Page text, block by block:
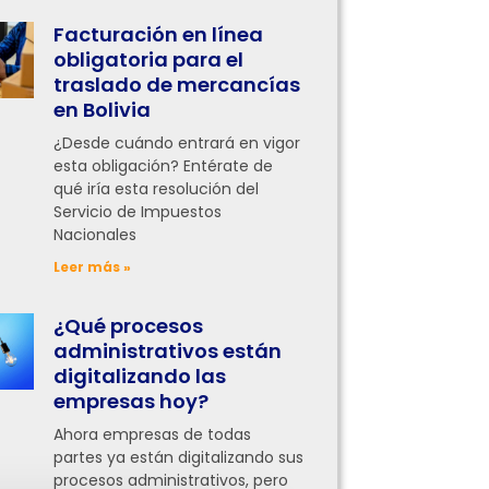
Facturación en línea
obligatoria para el
traslado de mercancías
en Bolivia
¿Desde cuándo entrará en vigor
esta obligación? Entérate de
qué iría esta resolución del
Servicio de Impuestos
Nacionales
Leer más »
¿Qué procesos
administrativos están
digitalizando las
empresas hoy?
Ahora empresas de todas
partes ya están digitalizando sus
procesos administrativos, pero